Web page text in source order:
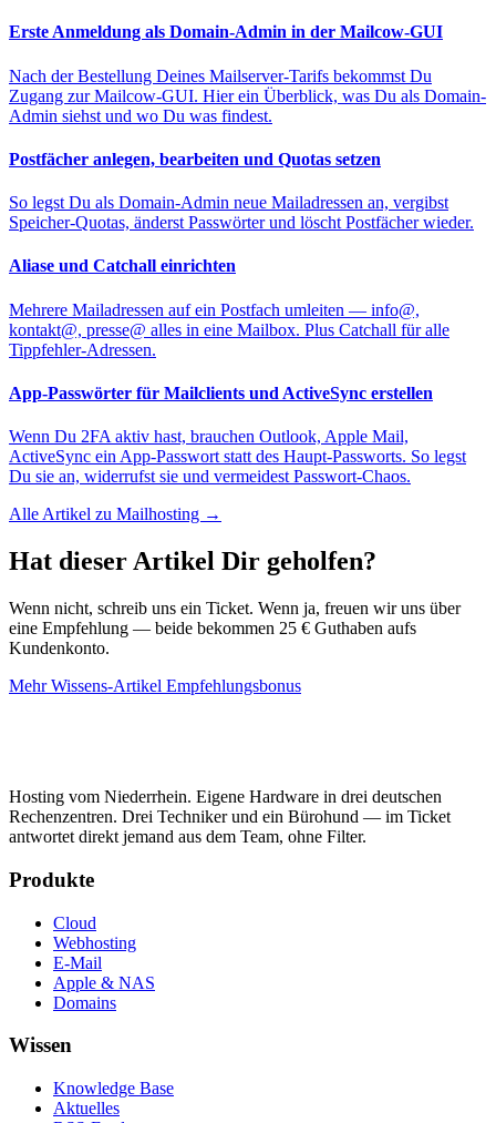
Erste Anmeldung als Domain-Admin in der Mailcow-GUI
Nach der Bestellung Deines Mailserver-Tarifs bekommst Du
Zugang zur Mailcow-GUI. Hier ein Überblick, was Du als Domain-
Admin siehst und wo Du was findest.
Postfächer anlegen, bearbeiten und Quotas setzen
So legst Du als Domain-Admin neue Mailadressen an, vergibst
Speicher-Quotas, änderst Passwörter und löscht Postfächer wieder.
Aliase und Catchall einrichten
Mehrere Mailadressen auf ein Postfach umleiten — info@,
kontakt@, presse@ alles in eine Mailbox. Plus Catchall für alle
Tippfehler-Adressen.
App-Passwörter für Mailclients und ActiveSync erstellen
Wenn Du 2FA aktiv hast, brauchen Outlook, Apple Mail,
ActiveSync ein App-Passwort statt des Haupt-Passworts. So legst
Du sie an, widerrufst sie und vermeidest Passwort-Chaos.
Alle Artikel zu Mailhosting →
Hat dieser Artikel Dir geholfen?
Wenn nicht, schreib uns ein Ticket. Wenn ja, freuen wir uns über
eine Empfehlung — beide bekommen 25 € Guthaben aufs
Kundenkonto.
Mehr Wissens-Artikel Empfehlungsbonus
Hosting vom Niederrhein. Eigene Hardware in drei deutschen
Rechenzentren. Drei Techniker und ein Bürohund — im Ticket
antwortet direkt jemand aus dem Team, ohne Filter.
Produkte
Cloud
Webhosting
E-Mail
Apple & NAS
Domains
Wissen
Knowledge Base
Aktuelles